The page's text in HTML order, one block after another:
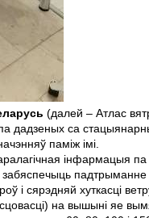
(далей – Атлас
дадзеных са
паміж імі.
інфармацыя
і сярэдняй хуткасці
на вышыні яе